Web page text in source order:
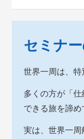
セミナ
世界一周は、特
多くの方が「
できる旅を諦め
実は、世界一